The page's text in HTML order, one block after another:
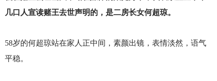
几口人宣读赌王去世声明的，是二房长女何超琼。
58岁的何超琼站在家人正中间，素颜出镜，表情淡然，语气
平稳。